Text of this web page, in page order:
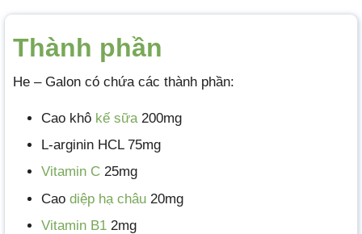
Thành phần
He – Galon có chứa các thành phần:
Cao khô kế sữa200mg
L-arginin HCL 75mg
Vitamin C 25mg
Cao diệp hạ châu 20mg
Vitamin B1 2mg